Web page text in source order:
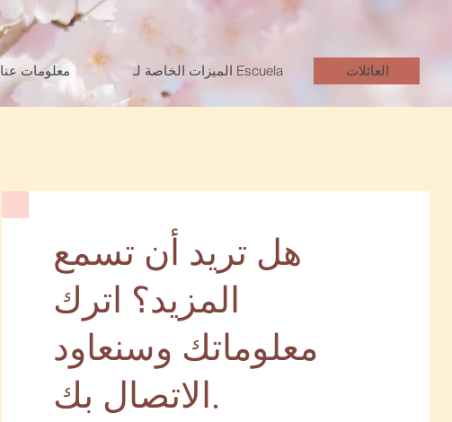
معلومات عنا الميزات الخاصة لـ Escuela العائلات
هل تريد أن تسمع
المزيد؟ اترك
معلوماتك وسنعاود
الاتصال بك.